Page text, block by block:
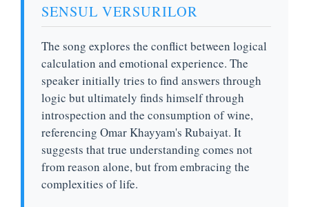
SENSUL VERSURILOR
The song explores the conflict between logical
calculation and emotional experience. The
speaker initially tries to find answers through
logic but ultimately finds himself through
introspection and the consumption of wine,
referencing Omar Khayyam's Rubaiyat. It
suggests that true understanding comes not
from reason alone, but from embracing the
complexities of life.